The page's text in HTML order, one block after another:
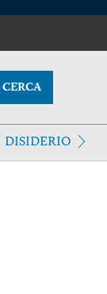
CERCA
DISIDERIO